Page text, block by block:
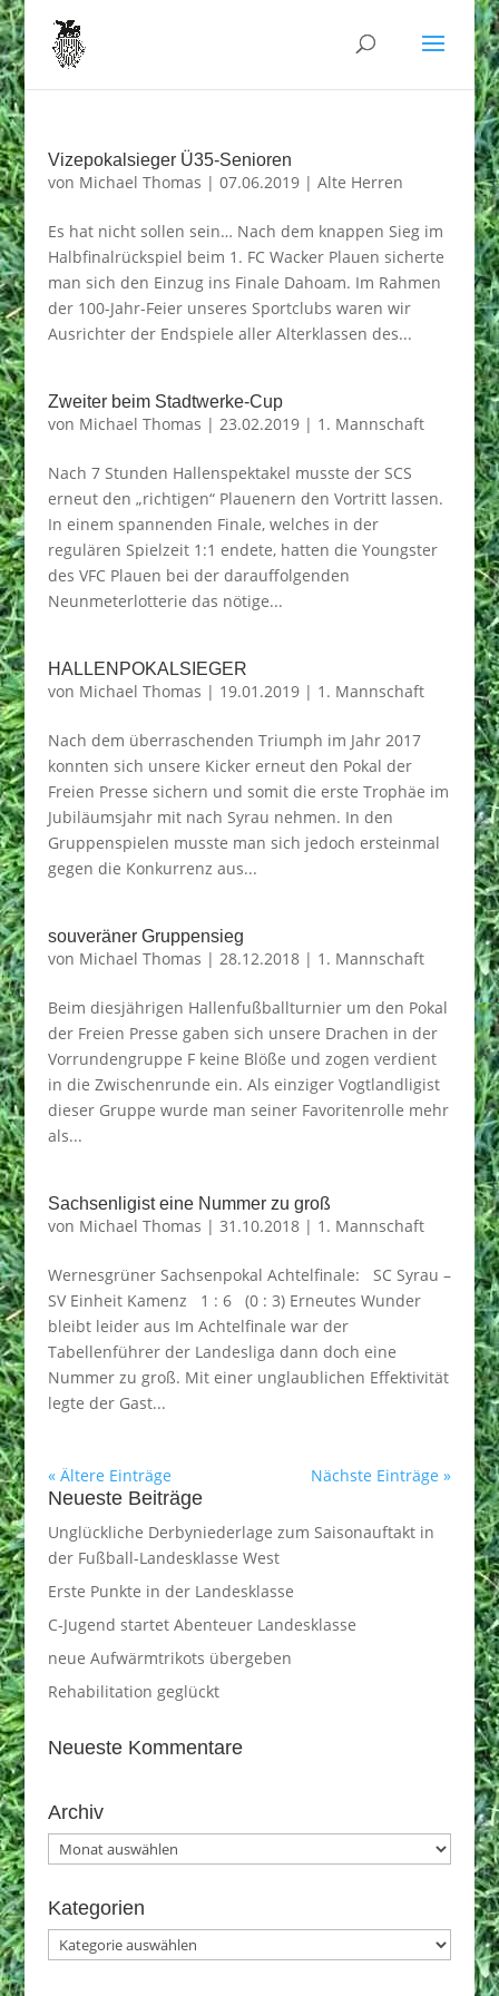
Vizepokalsieger Ü35-Senioren
von Michael Thomas | 07.06.2019| Alte Herren
Es hat nicht sollen sein… Nach dem knappen Sieg im
Halbfinalrückspiel beim 1. FC Wacker Plauen sicherte
man sich den Einzug ins Finale Dahoam. Im Rahmen
der 100-Jahr-Feier unseres Sportclubs waren wir
Ausrichter der Endspiele aller Alterklassen des...
Zweiter beim Stadtwerke-Cup
von Michael Thomas | 23.02.2019| 1. Mannschaft
Nach 7 Stunden Hallenspektakel musste der SCS
erneut den „richtigen“ Plauenern den Vortritt lassen.
In einem spannenden Finale, welches in der
regulären Spielzeit 1:1 endete, hatten die Youngster
des VFC Plauen bei der darauffolgenden
Neunmeterlotterie das nötige...
HALLENPOKALSIEGER
von Michael Thomas | 19.01.2019| 1. Mannschaft
Nach dem überraschenden Triumph im Jahr 2017
konnten sich unsere Kicker erneut den Pokal der
Freien Presse sichern und somit die erste Trophäe im
Jubiläumsjahr mit nach Syrau nehmen. In den
Gruppenspielen musste man sich jedoch ersteinmal
gegen die Konkurrenz aus...
souveräner Gruppensieg
von Michael Thomas | 28.12.2018| 1. Mannschaft
Beim diesjährigen Hallenfußballturnier um den Pokal
der Freien Presse gaben sich unsere Drachen in der
Vorrundengruppe F keine Blöße und zogen verdient
in die Zwischenrunde ein. Als einziger Vogtlandligist
dieser Gruppe wurde man seiner Favoritenrolle mehr
als...
Sachsenligist eine Nummer zu groß
von Michael Thomas | 31.10.2018| 1. Mannschaft
Wernesgrüner Sachsenpokal Achtelfinale: SC Syrau –
SV Einheit Kamenz 1 : 6 (0 : 3) Erneutes Wunder
bleibt leider aus Im Achtelfinale war der
Tabellenführer der Landesliga dann doch eine
Nummer zu groß. Mit einer unglaublichen Effektivität
legte der Gast...
« Ältere Einträge Nächste Einträge »
Neueste Beiträge
Unglückliche Derbyniederlage zum Saisonauftakt in
der Fußball-Landesklasse West
Erste Punkte in der Landesklasse
C-Jugend startet Abenteuer Landesklasse
neue Aufwärmtrikots übergeben
Rehabilitation geglückt
Neueste Kommentare
Archiv
Archiv
Kategorien
Kategorien